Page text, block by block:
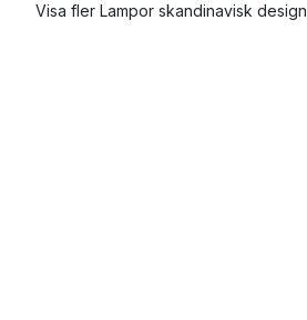
Visa fler Lampor skandinavisk design